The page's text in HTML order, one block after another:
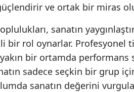
ve ortak bir miras
sanatın
bir rol oynarlar. Profesyonel
bir ortamda performans
sadece seçkin bir grup
sanatın değerini